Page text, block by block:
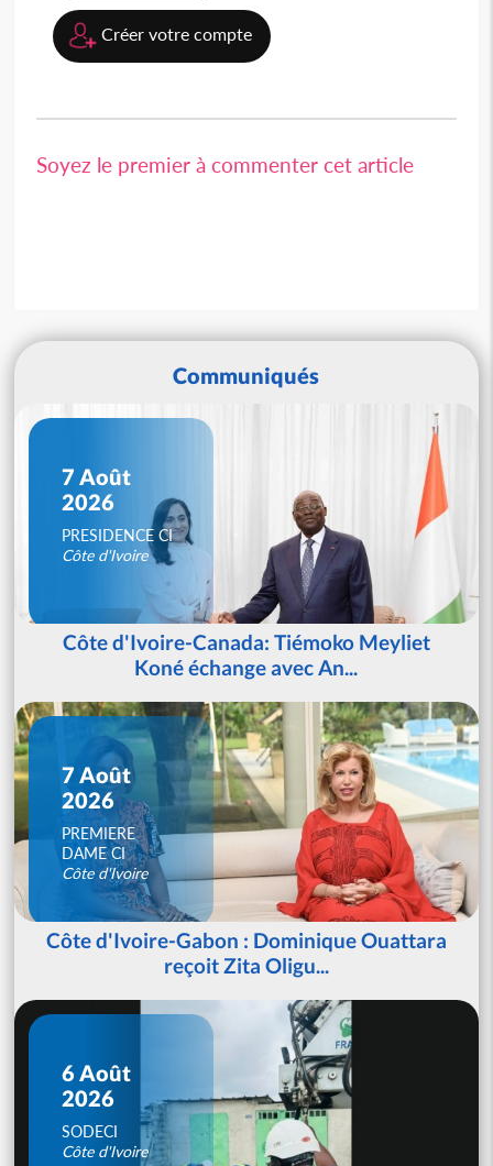
Créer votre compte
Soyez le premier à commenter cet article
Communiqués
7 Août
2026
PRESIDENCE CI
Côte d'Ivoire
Côte d'Ivoire-Canada: Tiémoko Meyliet
Koné échange avec An...
7 Août
2026
PREMIERE
DAME CI
Côte d'Ivoire
Côte d'Ivoire-Gabon : Dominique Ouattara
reçoit Zita Oligu...
6 Août
2026
SODECI
Côte d'Ivoire